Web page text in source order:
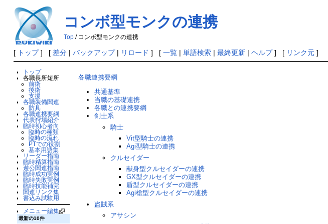
コンボ型モンクの連携
Top/ コンボ型モンクの連携
[ トップ] [ 差分| バックアップ| リロード ] [ 一覧| 単語検索| 最終更新| ヘルプ] [ リンク元]
トップ
各職長所短所
前衛
後衛
支援
各職装備関連
防具
各職連携要綱
代表狩場紹介
臨時初心者向
臨時の種類
臨時の流れ
PTでの役割
基本用語集
リーダー指南
臨時精算指南
遊公関連指南
臨時成功実例
臨時失敗実例
臨時技能補完
関連リンク集
書込み試験用
メニュー編集
最新の10件
各職連携要綱
共通基準
当職の基礎連携
各職との連携要綱
剣士系
騎士
Vit型騎士の連携
Agi型騎士の連携
クルセイダー
献身型クルセイダーの連携
GX型クルセイダーの連携
盾型クルセイダーの連携
Agi槍型クルセイダーの連携
盗賊系
アサシン